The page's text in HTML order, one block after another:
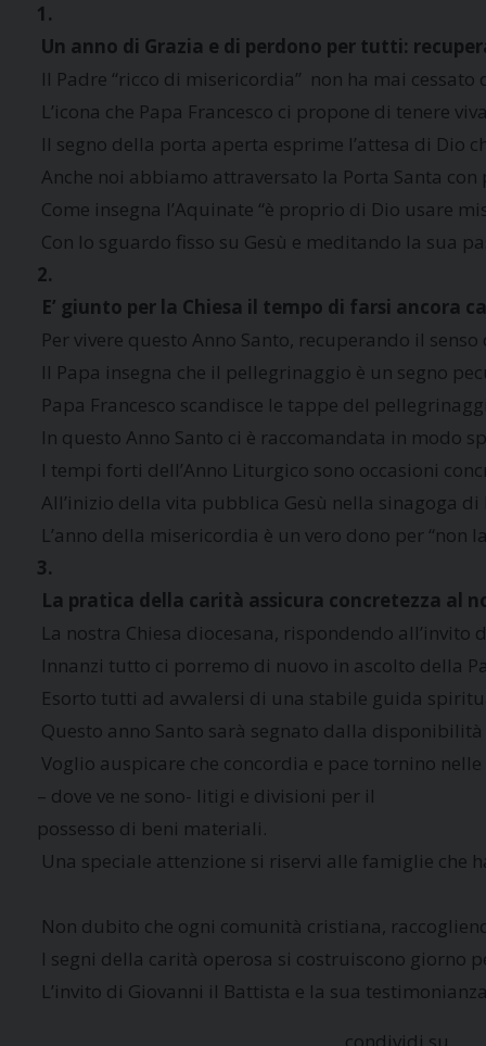
1.
Un anno di Grazia e di perdono per tutti:
Il Padre “ricco di misericordia”  non ha mai
L’icona che Papa Francesco ci propone di tenere
Il segno della porta aperta esprime l’attesa di Dio
Anche noi abbiamo attraversato la Porta Santa
Come insegna l’Aquinate “è proprio di Dio usare
Con lo sguardo fisso su Gesù e meditando la sua
2.
E’ giunto per la Chiesa il tempo di farsi ancora
Per vivere questo Anno Santo, recuperando il
Il Papa insegna che il pellegrinaggio è un segno
Papa Francesco scandisce le tappe del
In questo Anno Santo ci è raccomandata in modo
I tempi forti dell’Anno Liturgico sono occasioni
All’inizio della vita pubblica Gesù nella sinagoga
L’anno della misericordia è un vero dono per
3.
La pratica della carità assicura concretezza al
La nostra Chiesa diocesana, rispondendo
Innanzi tutto ci porremo di nuovo in ascolto della
Esorto tutti ad avvalersi di una stabile guida
Questo anno Santo sarà segnato dalla
Voglio auspicare che concordia e pace tornino
– dove ve ne sono- litigi e divisioni per il
possesso di beni materiali.
Una speciale attenzione si riservi alle famiglie che
Non dubito che ogni comunità cristiana,
I segni della carità operosa si costruiscono giorno
L’invito di Giovanni il Battista e la sua